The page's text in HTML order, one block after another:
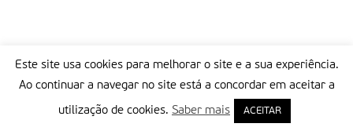
Este site usa cookies para melhorar o site e a sua experiência.
Ao continuar a navegar no site está a concordar em aceitar a
utilização de cookies. Saber mais ACEITAR